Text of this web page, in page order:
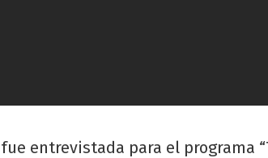
entrevistada para el programa